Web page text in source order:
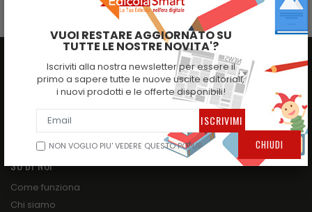
VUOI RESTARE AGGIORNATO SU
TUTTE LE NOSTRE NOVITA'?
Iscriviti alla nostra newsletter per essere il
primo a sapere tutte le nuove uscite editoriali,
i nuovi prodotti e le offerte disponibili!
NON VOGLIO PIU' VEDERE QUESTO POPUP CHIUDI
Valigetta polipropilene
Valigette polipropilene
NATALE STA ARRIVANDO !!!
GIOCHI E TUTTO PER IL DIVERTIMENTO DEI BAMBINI!
TUTTO PER LA SCUOLA
SU DI NOI
Come funziona
Chi siamo